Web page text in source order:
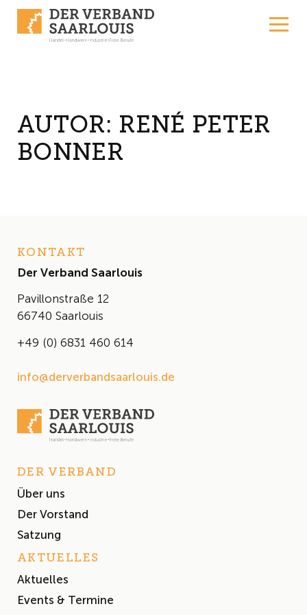
AUTOR: RENÉ PETER
BONNER
KONTAKT
Der Verband Saarlouis
Pavillonstraße 12
66740 Saarlouis
+49 (0) 6831 460 614
info@derverbandsaarlouis.de
DER VERBAND
Über uns
Der Vorstand
Satzung
AKTUELLES
Aktuelles
Events & Termine